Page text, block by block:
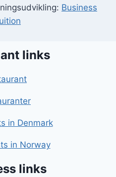
Business
links
in Denmark
in Norway
links